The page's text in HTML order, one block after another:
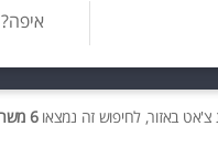
איפה?
צ'אט באזור, לחיפוש זה נמצאו6 משרות